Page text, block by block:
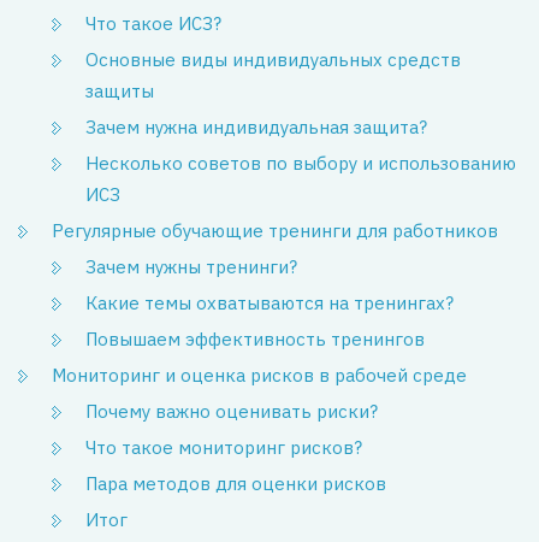
Что такое ИСЗ?
Основные виды индивидуальных средств
защиты
Зачем нужна индивидуальная защита?
Несколько советов по выбору и использованию
ИСЗ
Регулярные обучающие тренинги для работников
Зачем нужны тренинги?
Какие темы охватываются на тренингах?
Повышаем эффективность тренингов
Мониторинг и оценка рисков в рабочей среде
Почему важно оценивать риски?
Что такое мониторинг рисков?
Пара методов для оценки рисков
Итог